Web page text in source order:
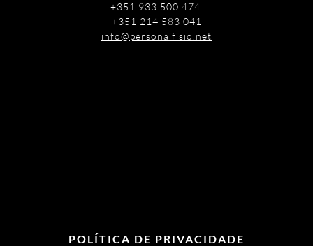
+351 933 500 474
+351 214 583 041
info@personalfisio.net
POLÍTICA DE PRIVACIDADE